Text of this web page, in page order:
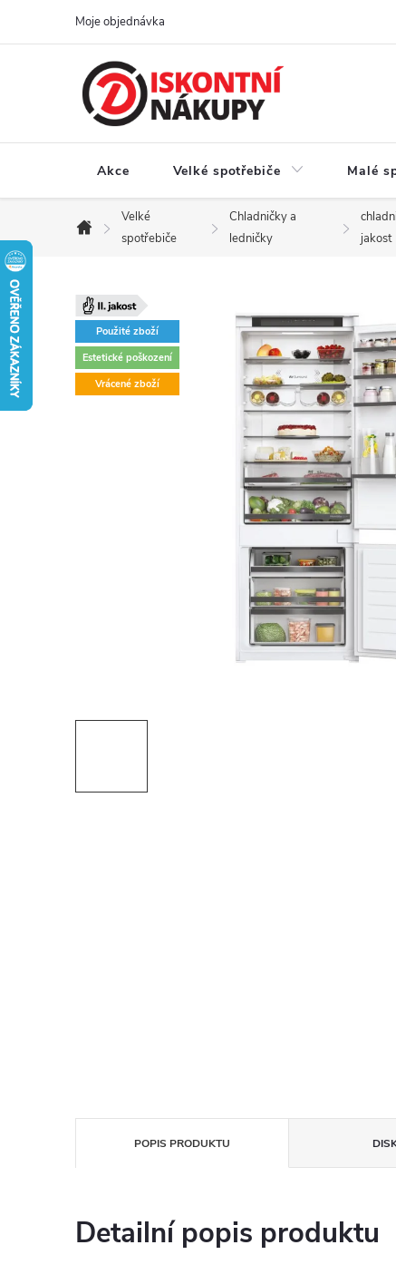
Moje objednávka
Akce Velké spotřebiče Malé
Domů
Velké
spotřebiče
Chladničky a
ledničky
jakost
Použité zboží
Estetické poškození
Vrácené zboží
POPIS PRODUKTU
Detailní popis produktu